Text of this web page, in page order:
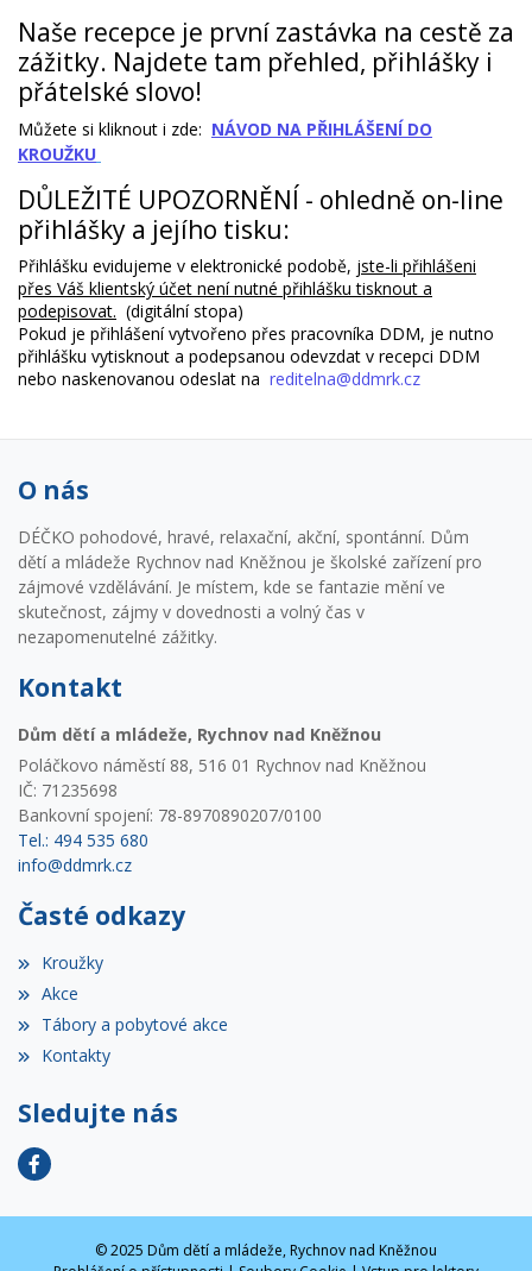
Naše recepce je první zastávka na cestě za
zážitky. Najdete tam přehled, přihlášky i
přátelské slovo!
Můžete si kliknout i zde: NÁVOD NA PŘIHLÁŠENÍ DO
KROUŽKU
DŮLEŽITÉ UPOZORNĚNÍ - ohledně on-line
přihlášky a jejího tisku:
Přihlášku evidujeme v elektronické podobě, jste-li přihlášeni
přes Váš klientský účet není nutné přihlášku tisknout a
podepisovat. (digitální stopa)
Pokud je přihlášení vytvořeno přes pracovníka DDM, je nutno
přihlášku vytisknout a podepsanou odevzdat v recepci DDM
nebo naskenovanou odeslat na reditelna@ddmrk.cz
O nás
DÉČKO pohodové, hravé, relaxační, akční, spontánní. Dům
dětí a mládeže Rychnov nad Kněžnou je školské zařízení pro
zájmové vzdělávání. Je místem, kde se fantazie mění ve
skutečnost, zájmy v dovednosti a volný čas v
nezapomenutelné zážitky.
Kontakt
Dům dětí a mládeže, Rychnov nad Kněžnou
Poláčkovo náměstí 88, 516 01 Rychnov nad Kněžnou
IČ: 71235698
Bankovní spojení: 78-8970890207/0100
Tel.: 494 535 680
info@ddmrk.cz
Časté odkazy
Kroužky
Akce
Tábory a pobytové akce
Kontakty
Sledujte nás
© 2025 Dům dětí a mládeže, Rychnov nad Kněžnou